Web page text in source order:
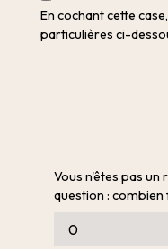
En cochant cette
particulières ci-
Vous n'êtes pas
question : combien